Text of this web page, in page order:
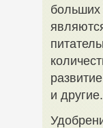
больших
и другие.